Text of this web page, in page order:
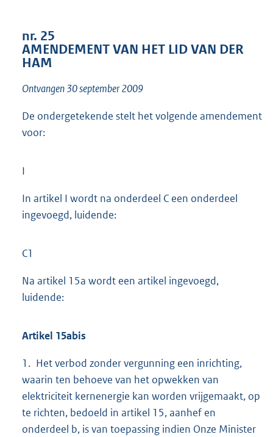
b
nr. 25
AMENDEMENT VAN HET LID VAN DER
HAM
Ontvangen 30 september 2009
De ondergetekende stelt het volgende amendement
voor:
I
In artikel I wordt na onderdeel C een onderdeel
ingevoegd, luidende:
C1
Na artikel 15a wordt een artikel ingevoegd,
luidende:
Artikel 15abis
1. Het verbod zonder vergunning een inrichting,
waarin ten behoeve van het opwekken van
elektriciteit kernenergie kan worden vrijgemaakt, op
te richten, bedoeld in artikel 15, aanhef en
onderdeel b, is van toepassing indien Onze Minister